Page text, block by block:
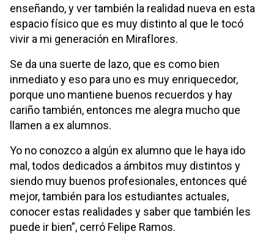
enseñando, y ver también la realidad nueva en esta
espacio físico que es muy distinto al que le tocó
vivir a mi generación en Miraflores.
Se da una suerte de lazo, que es como bien
inmediato y eso para uno es muy enriquecedor,
porque uno mantiene buenos recuerdos y hay
cariño también, entonces me alegra mucho que
llamen a ex alumnos.
Yo no conozco a algún ex alumno que le haya ido
mal, todos dedicados a ámbitos muy distintos y
siendo muy buenos profesionales, entonces qué
mejor, también para los estudiantes actuales,
conocer estas realidades y saber que también les
puede ir bien”, cerró Felipe Ramos.